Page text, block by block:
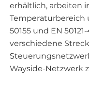
erhältlich, arbeiten
Temperaturbereich
50155 und EN
verschiedene
Wayside-Netzwerk